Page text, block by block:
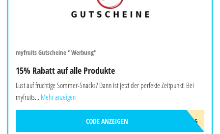
myfruits Gutscheine "Werbung"
15% Rabatt auf alle Produkte
Lust auf fruchtige Sommer-Snacks? Dann ist jetzt der perfekte Zeitpunkt! Bei
myfruits... Mehr anzeigen
SOMMER26
CODE ANZEIGEN